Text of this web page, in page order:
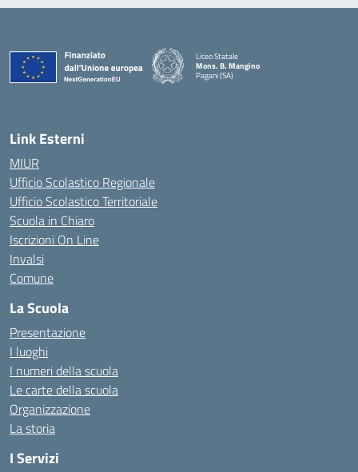
Liceo Statale
Mons. B. Mangino
Pagani (SA)
— Visita la pagina iniziale della scuola
Link Esterni
MIUR
Ufficio Scolastico Regionale
Ufficio Scolastico Territoriale
Scuola in Chiaro
Iscrizioni On Line
Invalsi
Comune
La Scuola
Presentazione
I luoghi
I numeri della scuola
Le carte della scuola
Organizzazione
La storia
I Servizi